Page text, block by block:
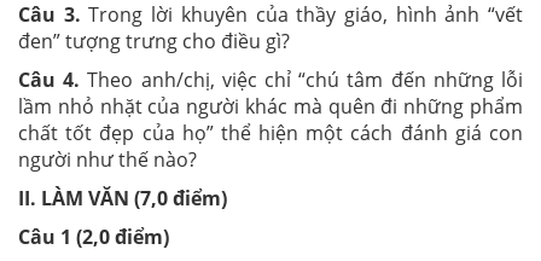
Câu 3. Trong lời khuyên của thầy giáo, hình ảnh “vết
đen” tượng trưng cho điều gì?
Câu 4. Theo anh/chị, việc chỉ “chú tâm đến những lỗi
lầm nhỏ nhặt của người khác mà quên đi những phẩm
chất tốt đẹp của họ” thể hiện một cách đánh giá con
người như thế nào?
II. LÀM VĂN (7,0 điểm)
Câu 1 (2,0 điểm)